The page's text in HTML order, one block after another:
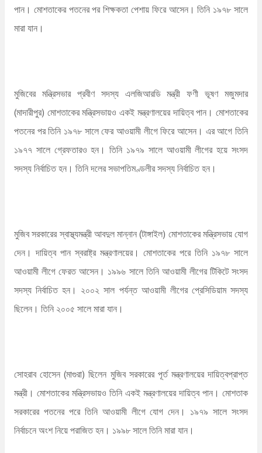
পান। মোশতাকের পতনের পর শিক্ষকতা পেশায় ফিরে আসেন। তিনি ১৯৭৮ সালে
মারা যান।
মুজিবের মন্ত্রিসভার প্রবীণ সদস্য এলজিআরডি মন্ত্রী ফণী ভূষণ মজুমদার
(মাদারীপুর) মোশতাকের মন্ত্রিসভায়ও একই মন্ত্রণালয়ের দায়িত্ব পান। মোশতাকের
পতনের পর তিনি ১৯৭৮ সালে ফের আওয়ামী লীগে ফিরে আসেন। এর আগে তিনি
১৯৭৭ সালে গ্রেফতারও হন। তিনি ১৯৭৯ সালে আওয়ামী লীগের হয়ে সংসদ
সদস্য নির্বাচিত হন। তিনি দলের সভাপতিমণ্ডলীর সদস্য নির্বাচিত হন।
মুজিব সরকারের স্বাস্থ্যমন্ত্রী আবদুল মান্নান (টাঙ্গাইল) মোশতাকের মন্ত্রিসভায় যোগ
দেন। দায়িত্ব পান স্বরাষ্ট্র মন্ত্রণালয়ের। মোশতাকের পরে তিনি ১৯৭৮ সালে
আওয়ামী লীগে ফেরত আসেন। ১৯৯৬ সালে তিনি আওয়ামী লীগের টিকিটে সংসদ
সদস্য নির্বাচিত হন। ২০০২ সাল পর্যন্ত আওয়ামী লীগের প্রেসিডিয়াম সদস্য
ছিলেন। তিনি ২০০৫ সালে মারা যান।
সোহরাব হোসেন (মাগুরা) ছিলেন মুজিব সরকারের পূর্ত মন্ত্রণালয়ের দায়িত্বপ্রাপ্ত
মন্ত্রী। মোশতাকের মন্ত্রিসভায়ও তিনি একই মন্ত্রণালয়ের দায়িত্ব পান। মোশতাক
সরকারের পতনের পরে তিনি আওয়ামী লীগে যোগ দেন। ১৯৭৯ সালে সংসদ
নির্বাচনে অংশ নিয়ে পরাজিত হন। ১৯৯৮ সালে তিনি মারা যান।